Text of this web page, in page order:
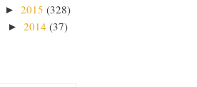
► 2015 (328)
► 2014 (37)